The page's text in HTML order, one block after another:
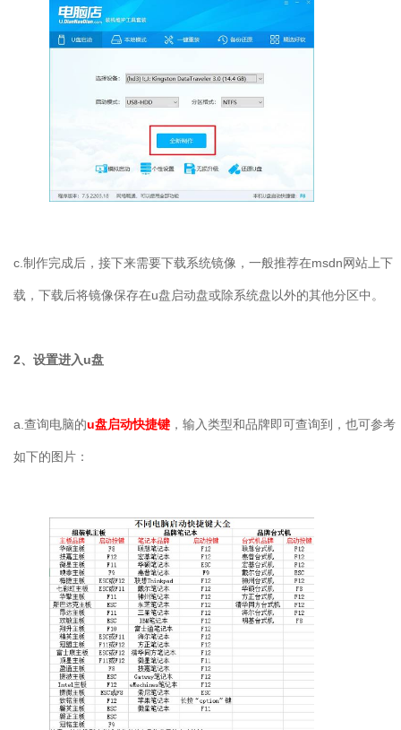
c.制作完成后，接下来需要下载系统镜像，一般推荐在msdn网站上下
载，下载后将镜像保存在u盘启动盘或除系统盘以外的其他分区中。
2、设置进入u盘
a.查询电脑的u盘启动快捷键 ，输入类型和品牌即可查询到，也可参考
如下的图片：